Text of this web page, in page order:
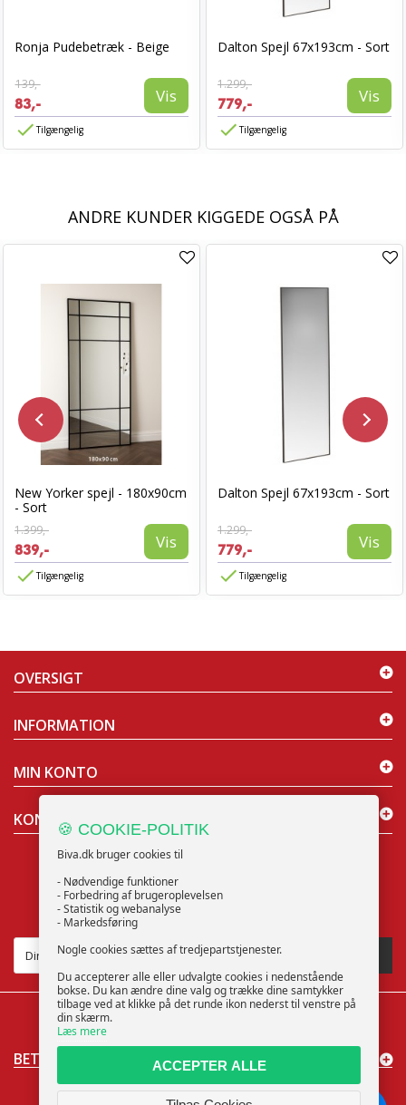
Ronja Pudebetræk - Beige
139,-
83,- Vis
Tilgængelig
Dalton Spejl 67x193cm - Sort
1.299,-
779,- Vis
Tilgængelig
ANDRE KUNDER KIGGEDE OGSÅ PÅ
New Yorker spejl - 180x90cm
- Sort
1.399,-
839,- Vis
Tilgængelig
Dalton Spejl 67x193cm - Sort
1.299,-
779,- Vis
Tilgængelig
OVERSIGT
INFORMATION
MIN KONTO
KONTAKT OS
NYHEDSBREV
BETALINGSMÅDER
🍪 COOKIE-POLITIK
Biva.dk bruger cookies til
- Nødvendige funktioner
- Forbedring af brugeroplevelsen
- Statistik og webanalyse
- Markedsføring
Nogle cookies sættes af tredjepartstjenester.
Du accepterer alle eller udvalgte cookies i nedenstående
bokse. Du kan ændre dine valg og trække dine samtykker
tilbage ved at klikke på det runde ikon nederst til venstre på
din skærm.
Læs mere
ACCEPTER ALLE